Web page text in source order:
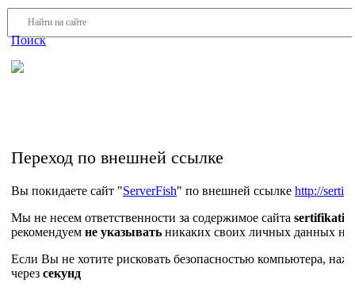
Поиск
Переход по внешней ссылке
Вы покидаете сайт "ServerFish" по внешней ссылке http://
Мы не несем ответственности за содержимое сайта sertifikati-
рекомендуем не указывать никаких своих личных данных на
Если Вы не хотите рисковать безопасностью компьютера,
через секунд